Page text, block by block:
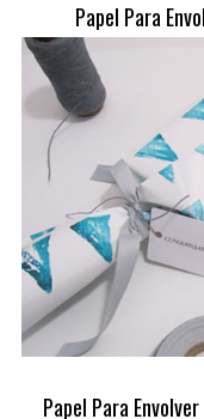
Papel Para
Papel Para